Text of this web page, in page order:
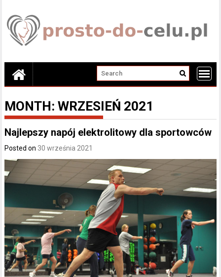
content
MONTH:WRZESIEŃ 2021
Najlepszy napój elektrolitowy dla sportowców
Posted on 30 września 2021